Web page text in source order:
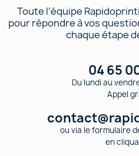
Toute l'équipe
pour répondre à vos
chaque étape
04 65
Du lundi au
Appel
ou via le formulaire
en